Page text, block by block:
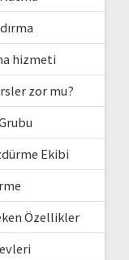
hizmeti
zor mu?
Ekibi
Özellikler